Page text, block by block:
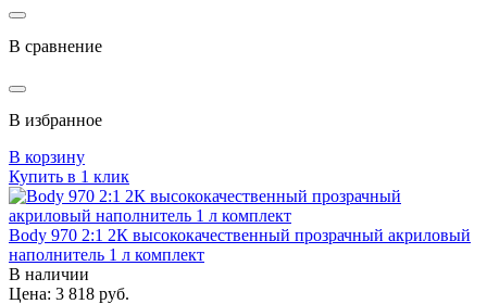
В сравнение
В избранное
В корзину
Купить в 1 клик
Body 970 2:1 2К высококачественный прозрачный акриловый
наполнитель 1 л комплект
В наличии
Цена: 3 818 руб.